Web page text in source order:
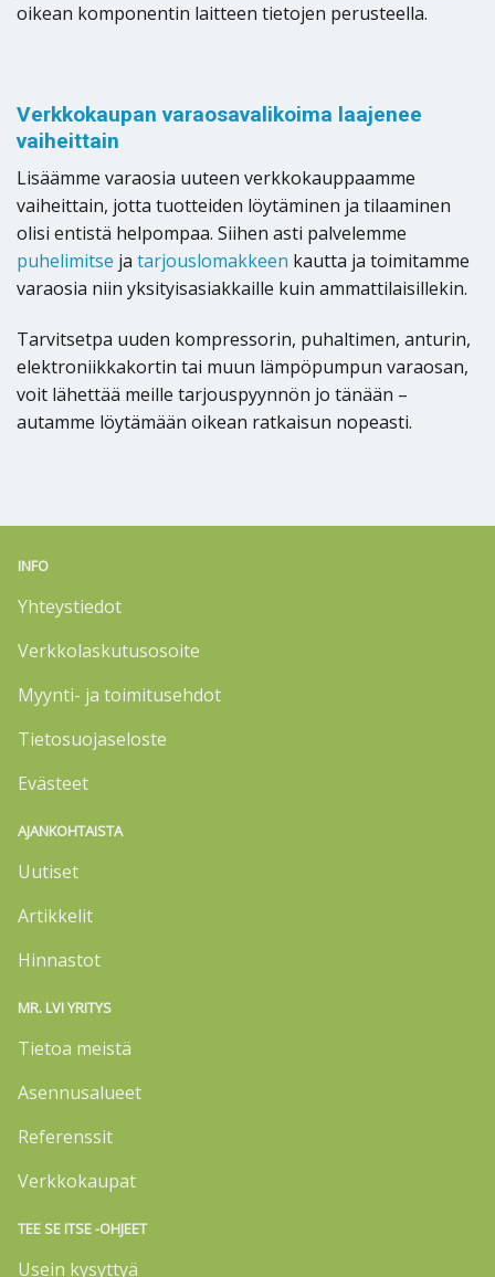
oikean komponentin laitteen tietojen perusteella.
Verkkokaupan varaosavalikoima laajenee
vaiheittain
Lisäämme varaosia uuteen verkkokauppaamme
vaiheittain, jotta tuotteiden löytäminen ja tilaaminen
olisi entistä helpompaa. Siihen asti palvelemme
puhelimitse ja tarjouslomakkeen kautta ja toimitamme
varaosia niin yksityisasiakkaille kuin ammattilaisillekin.
Tarvitsetpa uuden kompressorin, puhaltimen, anturin,
elektroniikkakortin tai muun lämpöpumpun varaosan,
voit lähettää meille tarjouspyynnön jo tänään –
autamme löytämään oikean ratkaisun nopeasti.
INFO
Yhteystiedot
Verkkolaskutusosoite
Myynti- ja toimitusehdot
Tietosuojaseloste
Evästeet
AJANKOHTAISTA
Uutiset
Artikkelit
Hinnastot
MR. LVI YRITYS
Tietoa meistä
Asennusalueet
Referenssit
Verkkokaupat
TEE SE ITSE -OHJEET
Usein kysyttyä